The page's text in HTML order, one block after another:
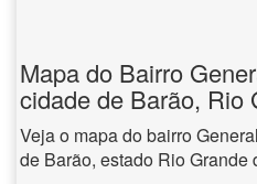
Mapa do Bairro
cidade de Barão, Rio
Veja o mapa do bairro
de Barão, estado Rio Grande